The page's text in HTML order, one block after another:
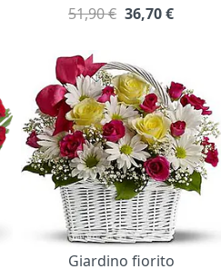
51,90 € 36,70€
Giardino fiorito